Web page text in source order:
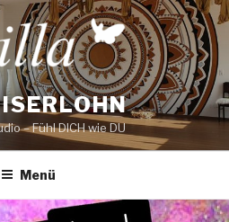
– Fühl DICH wie DU
Menü